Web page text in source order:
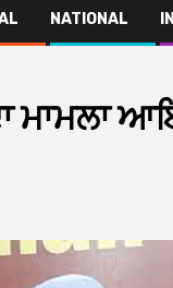
NATIONAL
ਮਾਮਲਾ